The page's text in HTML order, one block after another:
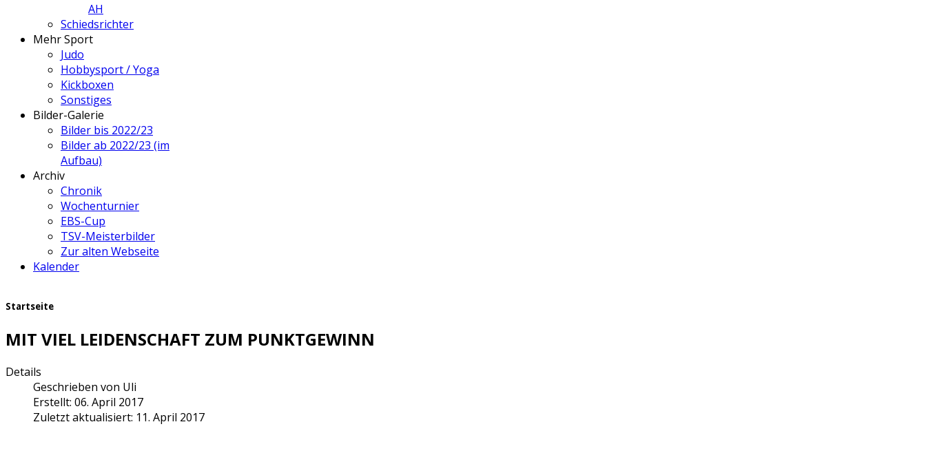
AH
Schiedsrichter
Mehr Sport
Judo
Hobbysport / Yoga
Kickboxen
Sonstiges
Bilder-Galerie
Bilder bis 2022/23
Bilder ab 2022/23 (im
Aufbau)
Archiv
Chronik
Wochenturnier
EBS-Cup
TSV-Meisterbilder
Zur alten Webseite
Kalender
Startseite
MIT VIEL LEIDENSCHAFT ZUM PUNKTGEWINN
Details
Geschrieben von Uli
Erstellt: 06. April 2017
Zuletzt aktualisiert: 11. April 2017